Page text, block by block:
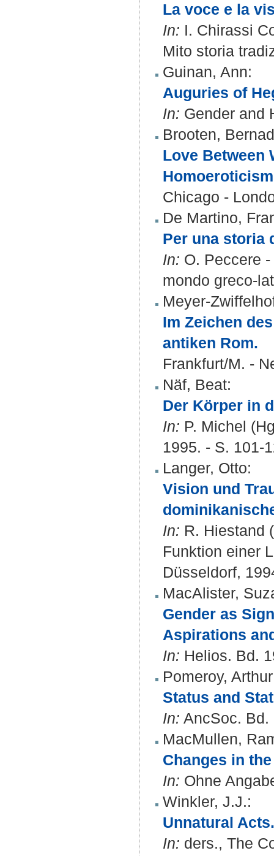
La voce e la
In: I. Chirassi
Mito storia
Guinan, Ann:
Auguries of
In: Gender and
Brooten,
Love Between
Chicago -
De Martino,
Per una storia
In: O. Peccere
mondo greco-
Meyer-
Im Zeichen
antiken Rom.
Frankfurt/M. -
Näf, Beat:
Der Körper in
In: P. Michel
1995. - S. 101-
Langer, Otto:
Vision und
In: R. Hiestand
Funktion einer
Düsseldorf,
MacAlister,
Gender as
Aspirations
In: Helios. Bd.
Pomeroy,
Status and
In: AncSoc. Bd.
MacMullen,
Changes in
In: Ohne
Winkler, J.J.:
Unnatural
In: ders., The